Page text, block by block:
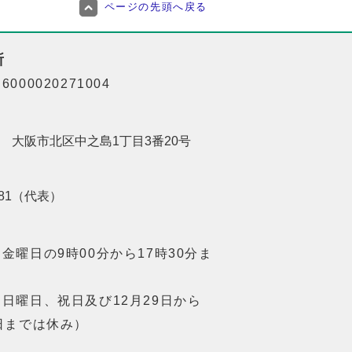
ページの先頭へ戻る
6000020271004
大阪市北区中之島1丁目3番20号
（代表）
曜日の9時00分から17時30分ま
曜日、祝日及び12月29日から
では休み）